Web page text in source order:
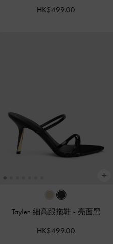
HK$499.00
Taylen 細高跟拖鞋 - 亮面黑
HK$499.00